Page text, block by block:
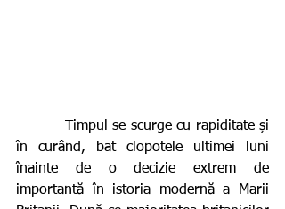
în curând, bat clopotele ultimei luni
înainte de o decizie extrem de
importantă în istoria modernă a Marii